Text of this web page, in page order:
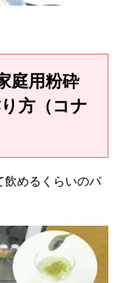
庭用粉砕
方（コナ
飲めるくらいのパ